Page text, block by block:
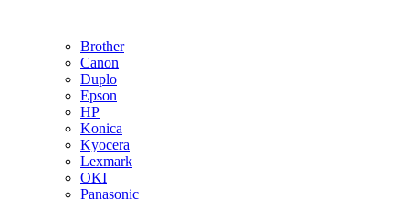
Brother
Canon
Duplo
Epson
HP
Konica
Kyocera
Lexmark
OKI
Panasonic